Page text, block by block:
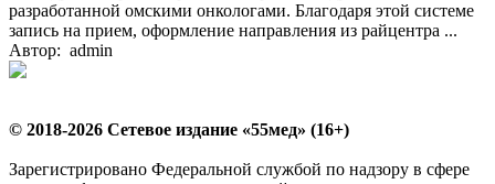
разработанной омскими онкологами. Благодаря этой системе
запись на прием, оформление направления из райцентра ...
Автор: admin
© 2018-2026 Сетевое издание «55мед» (16+)
Зарегистрировано Федеральной службой по надзору в сфере